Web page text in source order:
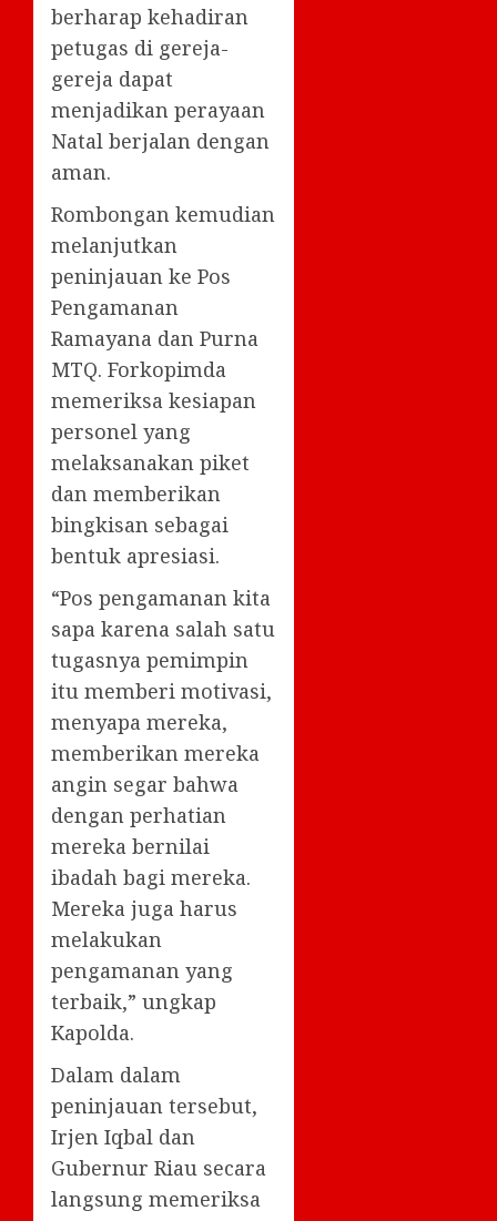
berharap kehadiran
petugas di gereja-
gereja dapat
menjadikan perayaan
Natal berjalan dengan
aman.
Rombongan kemudian
melanjutkan
peninjauan ke Pos
Pengamanan
Ramayana dan Purna
MTQ. Forkopimda
memeriksa kesiapan
personel yang
melaksanakan piket
dan memberikan
bingkisan sebagai
bentuk apresiasi.
“Pos pengamanan kita
sapa karena salah satu
tugasnya pemimpin
itu memberi motivasi,
menyapa mereka,
memberikan mereka
angin segar bahwa
dengan perhatian
mereka bernilai
ibadah bagi mereka.
Mereka juga harus
melakukan
pengamanan yang
terbaik,” ungkap
Kapolda.
Dalam dalam
peninjauan tersebut,
Irjen Iqbal dan
Gubernur Riau secara
langsung memeriksa